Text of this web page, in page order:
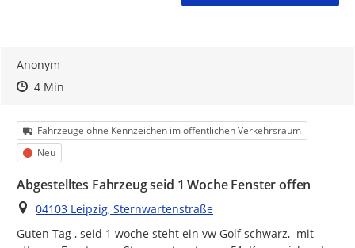
Anonym
Zeitpunkt des Erstellens
Zeitpunkt des Erstellens
4 MinZur Äußerung
Kategorie
Fahrzeuge ohne Kennzeichen im öffentlichen Verkehrsraum
Status
Neu
Abgestelltes Fahrzeug seid 1 Woche Fenster offen
Ort
04103 Leipzig, Sternwartenstraße
Guten Tag , seid 1 woche steht ein vw Golf schwarz,  mit